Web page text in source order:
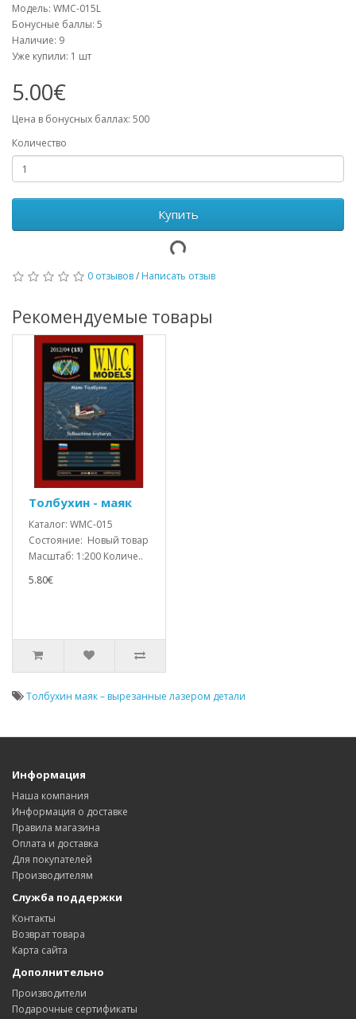
Модель: WMC-015L
Бонусные баллы: 5
Наличие: 9
Уже купили: 1 шт
5.00€
Цена в бонусных баллах: 500
Количество
Купить
0 отзывов/ Написать отзыв
Рекомендуемые товары
Толбухин - маяк
Каталог: WMC-015
Состояние: Новый товар
Масштаб: 1:200 Количе..
5.80€
Толбухин маяк – вырезанные лазером детали
Информация
Наша компания
Информация о доставке
Правила магазина
Оплата и доставка
Для покупателей
Производителям
Служба поддержки
Контакты
Возврат товара
Карта сайта
Дополнительно
Производители
Подарочные сертификаты